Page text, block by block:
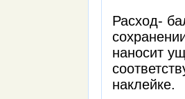
Расход-
наносит
наклейке.